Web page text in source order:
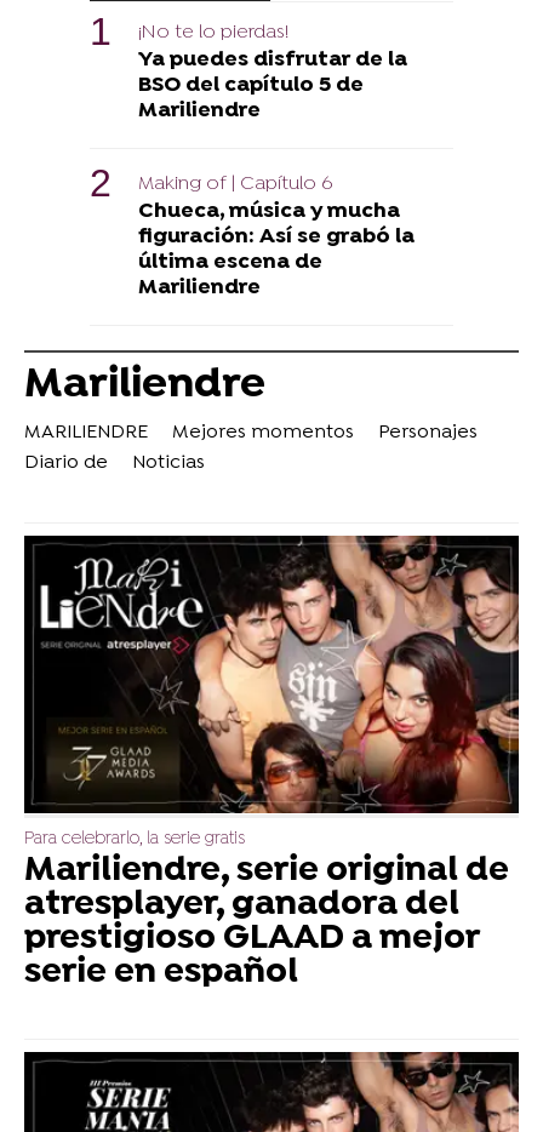
¡No te lo pierdas!
Ya puedes disfrutar de la
BSO del capítulo 5 de
Mariliendre
Making of | Capítulo 6
Chueca, música y mucha
figuración: Así se grabó la
última escena de
Mariliendre
Mariliendre
MARILIENDRE Mejores momentos
Personajes
Diario de
Noticias
Para celebrarlo, la serie gratis
Mariliendre, serie original de
atresplayer, ganadora del
prestigioso GLAAD a mejor
serie en español